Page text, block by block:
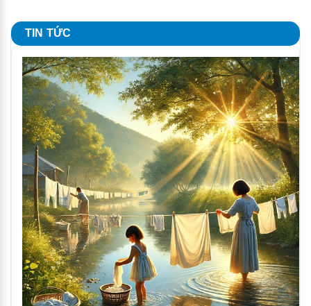
TIN TỨC